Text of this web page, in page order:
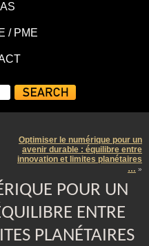
/ PME
Optimiser le numérique pour un
avenir durable : équilibre entre
innovation et limites planétaires
… »
POUR UN
ENTRE
PLANÉTAIRES